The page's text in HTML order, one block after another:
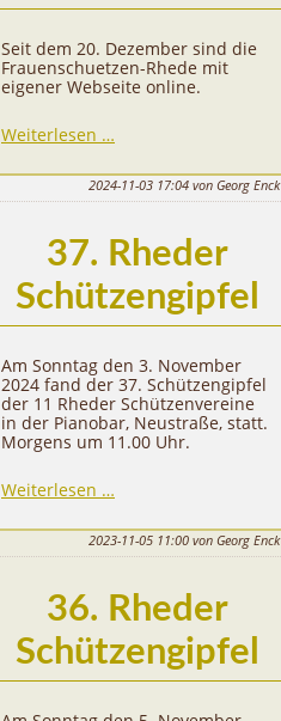
Seit dem 20. Dezember sind die
Frauenschuetzen-Rhede mit
eigener Webseite online.
Weiterlesen …
2024-11-03 17:04 von Georg Enck
37. Rheder
Schützengipfel
Am Sonntag den 3. November
2024 fand der 37. Schützengipfel
der 11 Rheder Schützenvereine
in der Pianobar, Neustraße, statt.
Morgens um 11.00 Uhr.
Weiterlesen …
Schützengipfel
2023-11-05 11:00 von Georg Enck
36. Rheder
Schützengipfel